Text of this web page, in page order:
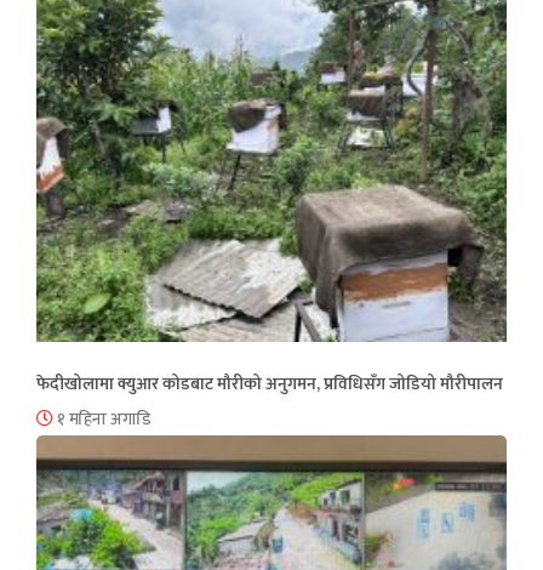
फेदीखोलामा क्युआर कोडबाट मौरीको अनुगमन, प्रविधिसँग जोडियो मौरीपालन
१ महिना अगाडि